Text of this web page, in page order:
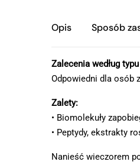
Opis Sposób
Zalecenia według
Odpowiedni dla osób
Zalety:
• Biomolekuły
• Peptydy, ekstrakty
Nanieść wieczorem